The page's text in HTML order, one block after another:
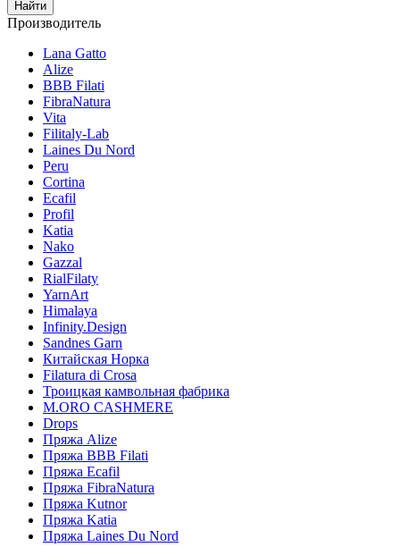
Производитель
Lana Gatto
Alize
BBB Filati
FibraNatura
Vita
Filitaly-Lab
Laines Du Nord
Peru
Cortina
Ecafil
Profil
Katia
Nako
Gazzal
RialFilaty
YarnArt
Himalaya
Infinity.Design
Sandnes Garn
Китайская Норка
Filatura di Сrosa
Троицкая камвольная фабрика
M.ORO CASHMERE
Drops
Пряжа Alize
Пряжа BBB Filati
Пряжа Ecafil
Пряжа FibraNatura
Пряжа Kutnor
Пряжа Katia
Пряжа Laines Du Nord